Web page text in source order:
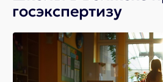
госэкспертизу